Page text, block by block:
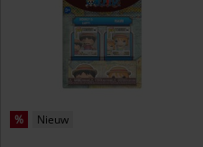
% Nieuw